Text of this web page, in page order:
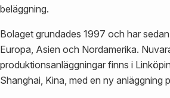
beläggning.
Bolaget grundades 1997 och har
Europa, Asien och Nordamerika.
produktionsanläggningar finns i
Shanghai, Kina, med en ny anläggning